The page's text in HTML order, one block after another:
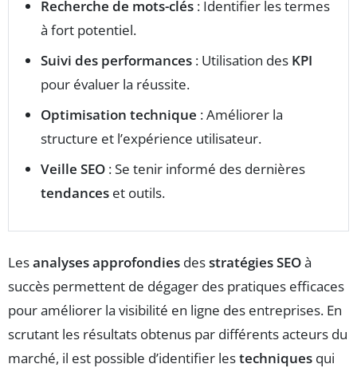
Recherche de mots-clés : Identifier les termes
à fort potentiel.
Suivi des performances : Utilisation des KPI
pour évaluer la réussite.
Optimisation technique : Améliorer la
structure et l’expérience utilisateur.
Veille SEO : Se tenir informé des dernières
tendances et outils.
Lesanalyses approfondies desstratégies SEOà
succès permettent de dégager des pratiques efficaces
pour améliorer la visibilité en ligne des entreprises. En
scrutant les résultats obtenus par différents acteurs du
marché, il est possible d’identifier lestechniques qui